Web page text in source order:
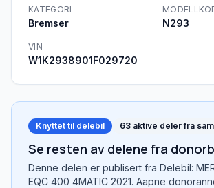
KATEGORI
Bremser N293
VIN
W1K2938901F029720
Knyttet til delebil 63 aktive deler fra
Se resten av delene fra
Denne delen er publisert fra Delebil:
EQC 400 4MATIC 2021. Aapne